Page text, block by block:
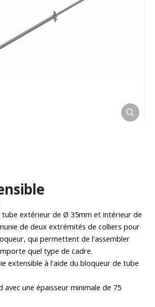
tube extérieur de Ø 35mm et intérieur de
de deux extrémités de colliers pour
qui permettent de l'assembler
quel type de cadre.
extensible à l'aide du bloqueur de tube
avec une épaisseur minimale de 75